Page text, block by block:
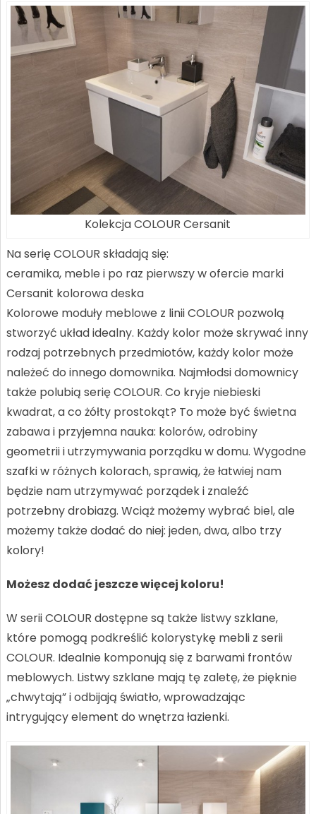
Kolekcja COLOUR Cersanit
Na serię COLOUR składają się:
ceramika, meble i po raz pierwszy w ofercie marki
Cersanit kolorowa deska
Kolorowe moduły meblowe z linii COLOUR pozwolą
stworzyć układ idealny. Każdy kolor może skrywać inny
rodzaj potrzebnych przedmiotów, każdy kolor może
należeć do innego domownika. Najmłodsi domownicy
także polubią serię COLOUR. Co kryje niebieski
kwadrat, a co żółty prostokąt? To może być świetna
zabawa i przyjemna nauka: kolorów, odrobiny
geometrii i utrzymywania porządku w domu. Wygodne
szafki w różnych kolorach, sprawią, że łatwiej nam
będzie nam utrzymywać porządek i znaleźć
potrzebny drobiazg. Wciąż możemy wybrać biel, ale
możemy także dodać do niej: jeden, dwa, albo trzy
kolory!
Możesz dodać jeszcze więcej koloru!
W serii COLOUR dostępne są także listwy szklane,
które pomogą podkreślić kolorystykę mebli z serii
COLOUR. Idealnie komponują się z barwami frontów
meblowych. Listwy szklane mają tę zaletę, że pięknie
„chwytają” i odbijają światło, wprowadzając
intrygujący element do wnętrza łazienki.